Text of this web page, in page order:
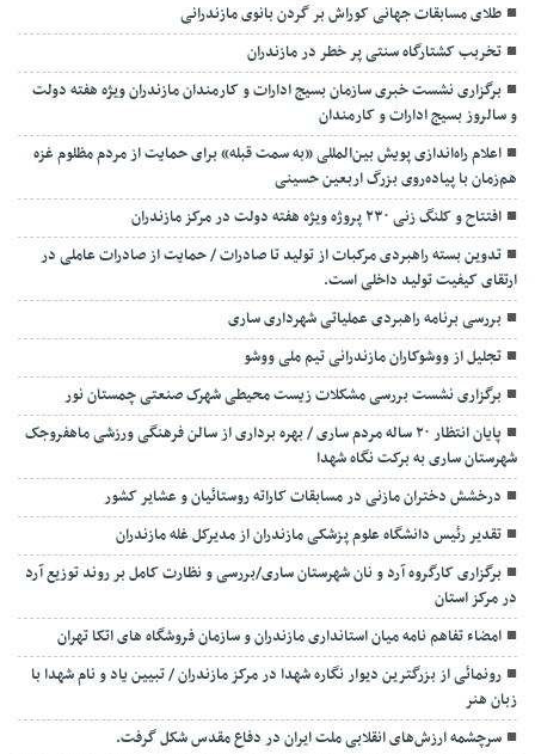
طلای مسابقات جهانی کوراش بر گردن بانوی مازندرانی
تخربب کشتارگاه سنتی پر خطر در مازندران
برگزاری نشست خبری سازمان بسیج ادارات و کارمندان مازندران ویژه هفته دولت
و سالروز بسیج ادارات و کارمندان
اعلام راه‌اندازی پویش بین‌المللی «به سمت قبله» برای حمایت از مردم مظلوم غزه
هم‌زمان با پیاده‌روی بزرگ اربعین حسینی
افتتاح و کلنگ زنی ۲۳۰ پروژه ویژه هفته دولت در مرکز مازندران
تدوین بسته راهبردی مرکبات از تولید تا صادرات / حمایت از صادرات عاملی در
ارتقای کیفیت تولید داخلی است.
بررسی برنامه راهبردی عملیاتی شهرداری ساری
تجلیل از ووشوکاران مازندرانی تیم ملی ووشو
برگزاری نشست بررسی مشکلات زیست محیطی شهرک صنعتی چمستان نور
پایان انتظار ۲۰ ساله مردم ساری / بهره برداری از سالن فرهنگی ورزشی ماهفروجک
شهرستان ساری به برکت نگاه شهدا
درخشش دختران مازنی در مسابقات کاراته روستائیان و عشایر کشور
تقدیر رئیس دانشگاه علوم پزشکی مازندران از مدیرکل غله مازندران
برگزاری کارگروه آرد و نان شهرستان ساری/بررسی و نظارت کامل بر روند توزیع آرد
در مرکز استان
امضاء تفاهم نامه میان استانداری مازندران و سازمان فروشگاه های اتکا تهران
رونمائی از بزرگترین دیوار نگاره شهدا در مرکز مازندران / تبیین یاد و نام شهدا با
زبان هنر
سرچشمه ارزش‌های انقلابی ملت ایران در دفاع مقدس شکل گرفت.